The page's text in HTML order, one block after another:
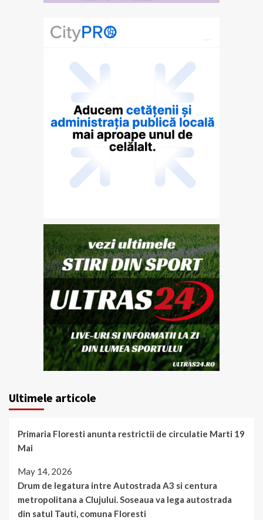
Ultimele articole
Primaria Floresti anunta restrictii de circulatie Marti 19
Mai
May 14, 2026
Drum de legatura intre Autostrada A3 si centura
metropolitana a Clujului. Soseaua va lega autostrada
din satul Tauti, comuna Floresti